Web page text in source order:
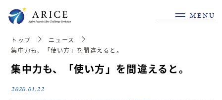
MENU
トップ
ニュース
集中力も、「使い方」を間違えると。
集中力も、「使い方」を間違えると。
2020.01.22